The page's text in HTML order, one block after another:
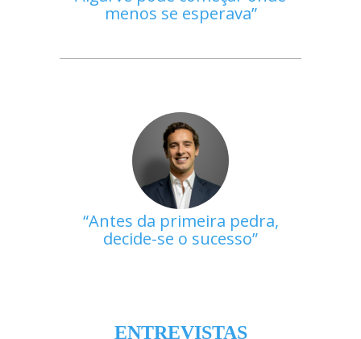
menos se esperava
Antes da primeira pedra,
decide-se o sucesso
ENTREVISTAS